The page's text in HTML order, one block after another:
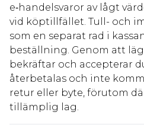
e‑handelsvaror av lågt
vid köptillfället. Tull- och
som en separat rad i
beställning. Genom att
bekräftar och accepterar
återbetalas och inte
retur eller byte, förutom
tillämplig lag.